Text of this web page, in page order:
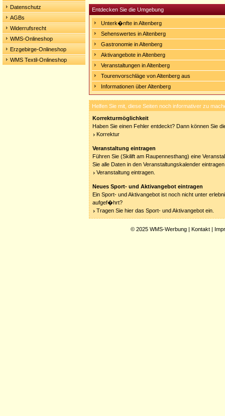
Datenschutz
AGBs
Widerrufsrecht
WMS-Onlineshop
Erzgebirge-Onlineshop
WMS Textil-Onlineshop
Entdecken Sie die Umgebung
Unterk�nfte in Altenberg
Sehenswertes in Altenberg
Gastronomie in Altenberg
Aktivangebote in Altenberg
Veranstaltungen in Altenberg
Tourenvorschläge von Altenberg aus
Informationen über Altenberg
Helfen Sie mit, diese Seiten noch informativer zu
Korrekturmöglichkeit
Haben Sie einen Fehler entdeckt? Dann können Sie
Korrektur
Veranstaltung eintragen
Führen Sie (Skilift am Raupennesthang) eine
Sie alle Daten in den Veranstaltungskalender
Veranstaltung eintragen.
Neues Sport- und Aktivangebot eintragen
Ein Sport- und Aktivangebot ist noch nicht unter
aufgef�hrt?
Tragen Sie hier das Sport- und Aktivangebot ein.
© 2025 WMS-Werbung | Kontakt |